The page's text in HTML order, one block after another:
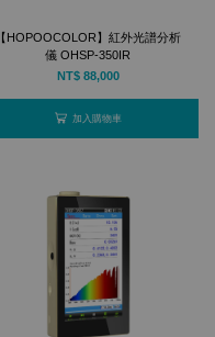
【HOPOOCOLOR】紅外光譜分析
儀 OHSP-350IR
NT$ 88,000
加入購物車